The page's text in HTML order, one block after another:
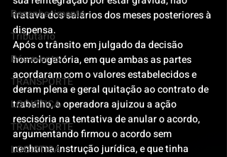
Reconhecimento
Tributário
Pós-evento
TRANSPORTE
LOGISTICA
TRANSPORTE
LOGISTICA
tratava dos salários dos meses posteriores à
dispensa.
Após o trânsito em julgado da decisão
homologatória, em que ambas as partes
acordaram com o valores estabelecidos e
deram plena e geral quitação ao contrato de
trabalho, a operadora ajuizou a ação
rescisória na tentativa de anular o acordo,
argumentando firmou o acordo sem
nenhuma instrução jurídica, e que tinha